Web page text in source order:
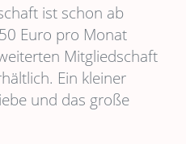
ist schon ab
Euro pro Monat
Mitgliedschaft
Ein kleiner
und das große